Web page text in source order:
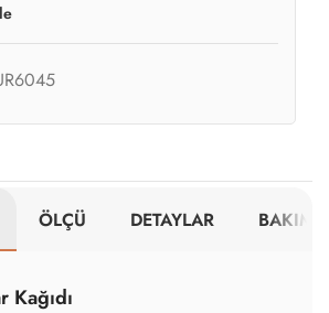
ÖLÇÜ DETAYLAR BAKIM
Kağıdı